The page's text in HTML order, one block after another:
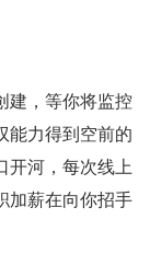
建，等你将监控
能力得到空前的
开河，每次线上
加薪在向你招手